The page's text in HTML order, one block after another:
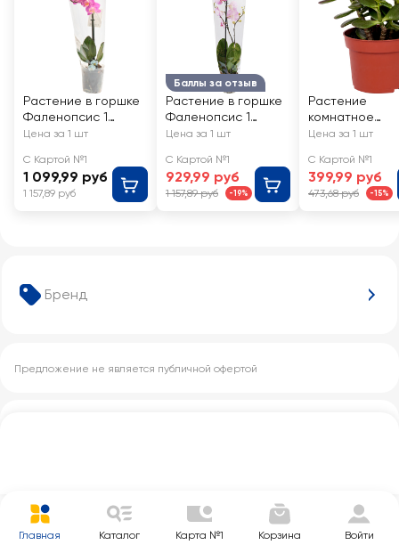
Бренд
Предложение не является публичной офертой
Растение в горшке
Фаленопсис 1
ветка d=9см
Цена за 1 шт
С Картой №1
1 099,99 руб
1 157,89 руб
Баллы за отзыв
Растение в горшке
Фаленопсис 1
ветка d=12см
Цена за 1 шт
С Картой №1
929,99 руб
1 157,89 руб -19%
Растение
комнатное
Крассула
Цена за 1 шт
С Картой №1
399,99 руб
473,68 руб -15%
Главная Каталог Карта №1 Корзина Войти